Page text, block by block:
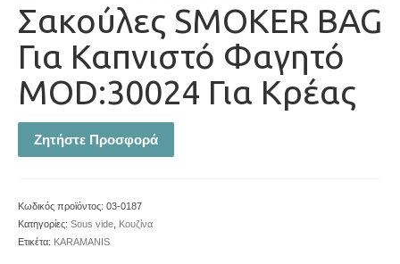
Σακούλες SMOKER BAG
Για Καπνιστό Φαγητό
MOD:30024 Για Κρέας
Ζητήστε Προσφορά
Κωδικός προϊόντος: 03-0187
Κατηγορίες: Sous vide Κουζίνα
Ετικέτα: KARAMANIS